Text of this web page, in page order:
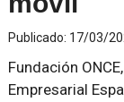
Publicado: 17/03/
Fundación
Empresarial